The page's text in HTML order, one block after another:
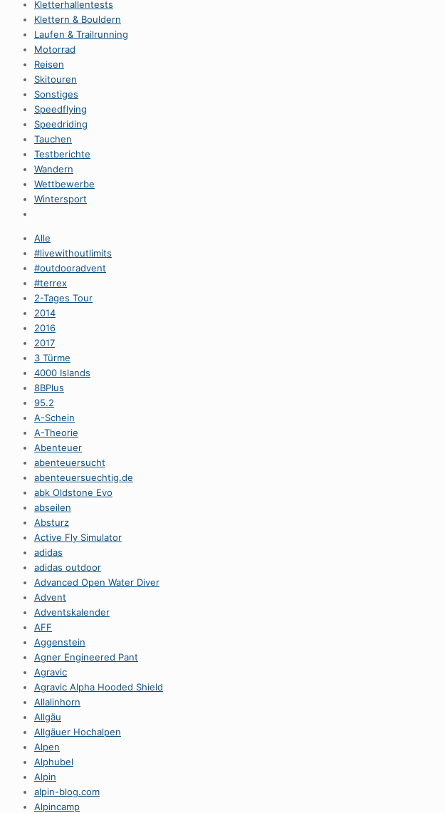
Kletterhallentests
Klettern & Bouldern
Laufen & Trailrunning
Motorrad
Reisen
Skitouren
Sonstiges
Speedflying
Speedriding
Tauchen
Testberichte
Wandern
Wettbewerbe
Wintersport
Alle
#livewithoutlimits
#outdooradvent
#terrex
2-Tages Tour
2014
2016
2017
3 Türme
4000 Islands
8BPlus
95.2
A-Schein
A-Theorie
Abenteuer
abenteuersucht
abenteuersuechtig.de
abk Oldstone Evo
abseilen
Absturz
Active Fly Simulator
adidas
adidas outdoor
Advanced Open Water Diver
Advent
Adventskalender
AFF
Aggenstein
Agner Engineered Pant
Agravic
Agravic Alpha Hooded Shield
Allalinhorn
Allgäu
Allgäuer Hochalpen
Alpen
Alphubel
Alpin
alpin-blog.com
Alpincamp